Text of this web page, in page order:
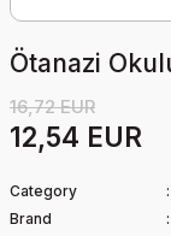
Ötanazi
16,72 EUR
12,54 EUR
Category
Brand